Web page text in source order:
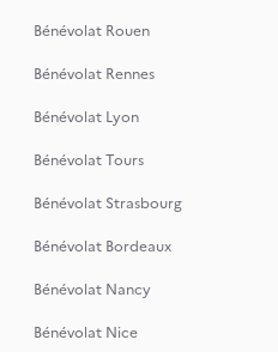
Bénévolat Rouen
Bénévolat Rennes
Bénévolat Lyon
Bénévolat Tours
Bénévolat Strasbourg
Bénévolat Bordeaux
Bénévolat Nancy
Bénévolat Nice